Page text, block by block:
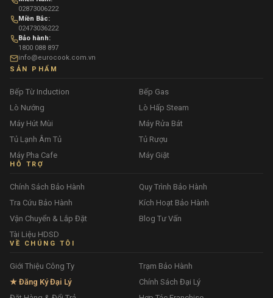
02873006222
Miền Bắc:
02473036222
Bảo hành:
1800 088 897
info@eurocook.com.vn
SẢN PHẨM
Bếp Từ Induction
Bếp Gas
Lò Nướng
Lò Hấp Steam
Máy Hút Mùi
Máy Rửa Bát
Tủ Lạnh Âm Tủ
Tủ Rượu
Máy Pha Cafe
Máy Giặt
HỖ TRỢ
Chính Sách Bảo Hành
Quy Trình Bảo Hành
Tra Cứu Bảo Hành
Kích Hoạt Bảo Hành
Vận Chuyển & Lắp Đặt
Blog Tư Vấn
Tài Liệu HDSD
VỀ CHÚNG TÔI
Giới Thiệu Công Ty
Trạm Bảo Hành
★ Đăng Ký Đại Lý
Chính Sách Đại Lý